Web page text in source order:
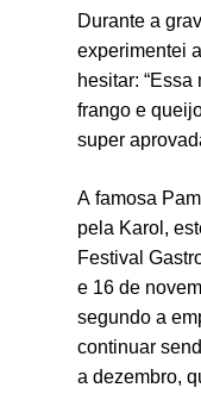
Durante a
experimentei
hesitar:
frango e
super
A famosa
pela Karol,
Festival
e 16 de
segundo a
continuar
a dezembro,